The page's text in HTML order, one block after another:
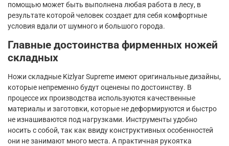
помощью может быть выполнена любая работа в лесу, в
результате которой человек создает для себя комфортные
условия вдали от шумного и большого города.
Главные достоинства фирменных ножей
складных
Ножи складные KizlyarSupreme имеют оригинальные дизайны,
которые непременно будут оценены по достоинству. В
процессе их производства используются качественные
материалы и заготовки, которые не деформируются и быстро
не изнашиваются под нагрузками. Инструменты удобно
носить с собой, так как ввиду конструктивных особенностей
они не занимают много места. А практичная рукоятка